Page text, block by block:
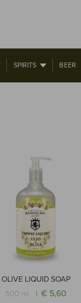
SPIRITS BEER
OLIVE LIQUID SOAP
500 ml.
€ 5,60